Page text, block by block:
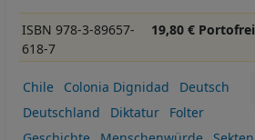
ISBN 978-3-89657-
618-7
19,80 € Portofrei
Chile Colonia Dignidad
Deutsch
Deutschland
Diktatur
Folter